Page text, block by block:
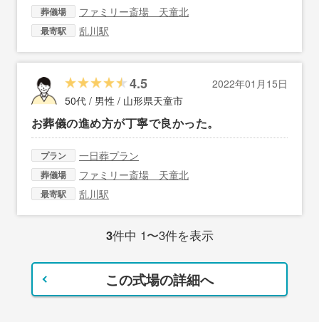
葬儀場 ファミリー斎場 天童北
最寄駅 乱川駅
4.5
2022年01月15日
50代 / 男性 / 山形県天童市
お葬儀の進め方が丁寧で良かった。
プラン 一日葬プラン
葬儀場 ファミリー斎場 天童北
最寄駅 乱川駅
3件中 1〜3件を表示
この式場の詳細へ